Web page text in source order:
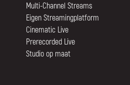
Multi-Channel Streams
Eigen Streamingplatform
Cinematic Live
Prerecorded Live
Studio op maat